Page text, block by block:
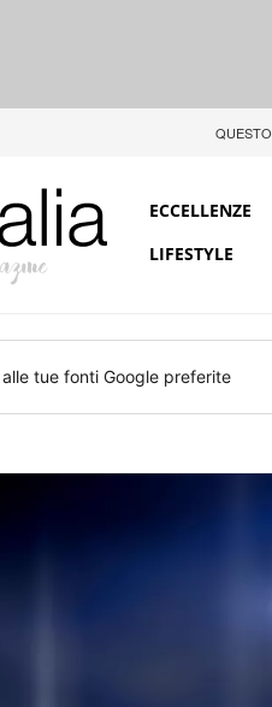
ECCELLENZE
LIFESTYLE
alle tue fonti Google preferite